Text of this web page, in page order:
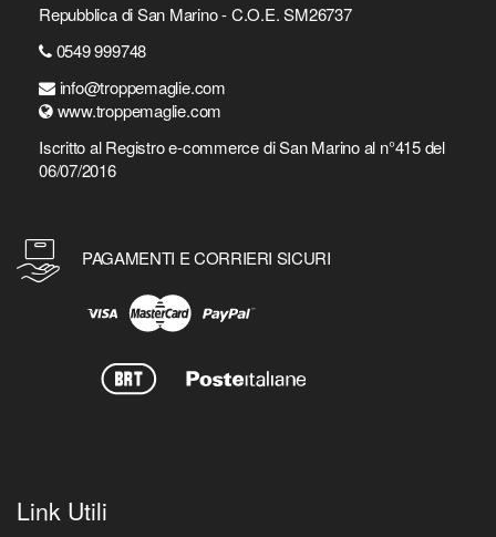
Repubblica di San Marino - C.O.E. SM26737
0549 999748
info@troppemaglie.com
www.troppemaglie.com
Iscritto al Registro e-commerce di San Marino al n°415 del
06/07/2016
PAGAMENTI E CORRIERI SICURI
Link Utili